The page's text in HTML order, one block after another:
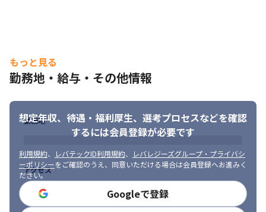
もっと見る
勤務地・給与・その他情報
想定年収、待遇・福利厚生、 選考プロセスなどを確認
するには会員登録が必要です
利用規約、 レバテックID利用規約、
レバレジーズグループ・プライバシ
ーポリシーをご確認のうえ、同意いただける場合は会員登録へお進みく
ださい。
Googleで登録
勤務地
アクセス